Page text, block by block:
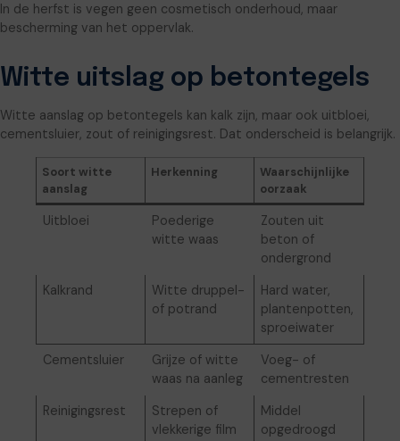
In de herfst is vegen geen cosmetisch onderhoud, maar
bescherming van het oppervlak.
Witte uitslag op betontegels
Witte aanslag op betontegels kan kalk zijn, maar ook uitbloei,
cementsluier, zout of reinigingsrest. Dat onderscheid is belangrijk.
Soort witte
aanslag
Herkenning
Waarschijnlijke
oorzaak
Uitbloei
Poederige
witte waas
Zouten uit
beton of
ondergrond
Kalkrand
Witte druppel-
of potrand
Hard water,
plantenpotten,
sproeiwater
Cementsluier
Grijze of witte
waas na aanleg
Voeg- of
cementresten
Reinigingsrest
Strepen of
vlekkerige film
Middel
opgedroogd